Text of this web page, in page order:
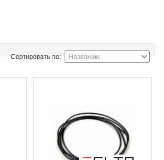
Сортировать по: